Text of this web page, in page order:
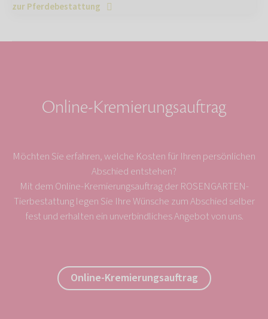
zur Pferdebestattung
Online-Kremierungsauftrag
Möchten Sie erfahren, welche Kosten für Ihren persönlichen
Abschied entstehen?
Mit dem Online-Kremierungsauftrag der ROSENGARTEN-
Tierbestattung legen Sie Ihre Wünsche zum Abschied selber
fest und erhalten ein unverbindliches Angebot von uns.
Online-Kremierungsauftrag